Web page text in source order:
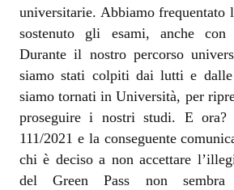
universitarie. Abbiamo frequentato
sostenuto gli esami, anche con
Durante il nostro percorso
siamo stati colpiti dai lutti e
siamo tornati in Università, per
proseguire i nostri studi. E
111/2021 e la conseguente
chi è deciso a non accettare
del Green Pass non sembra